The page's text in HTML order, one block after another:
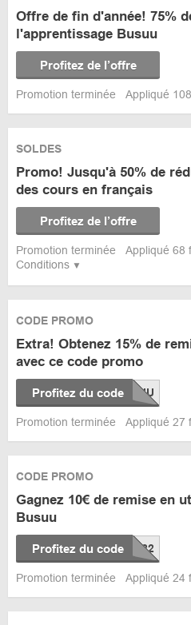
Offre de fin d'année! 75%
l'apprentissage Busuu
Profitez de l’offre
Promotion terminée Appliqué
Conditions
SOLDES
Promo! Jusqu'à 50% de
des cours en français
Profitez de l’offre
Promotion terminée Appliqué 68
CODE PROMO
Extra! Obtenez 15% de
avec ce code promo
Profitez du code
Promotion terminée Appliqué 27
CODE PROMO
Gagnez 10€ de remise en
Busuu
Profitez du code
Promotion terminée Appliqué 24